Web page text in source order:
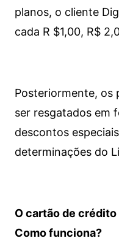
planos, o cliente
cada R $1,00, R$
Posteriormente, os
ser resgatados em
descontos
determinações do
O cartão de
Como funciona?